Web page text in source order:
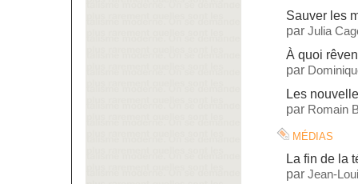
Sauver les
par Julia
À quoi
par
Les
par Romain
médias
La fin de la
par Jean-